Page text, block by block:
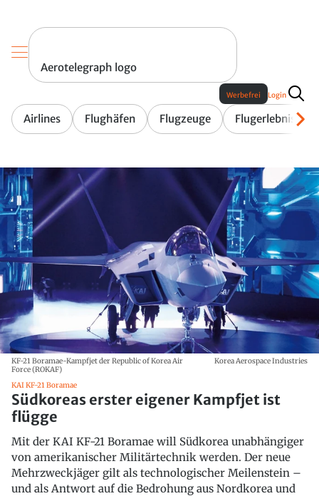
Aerotelegraph logo
Airlines Flughäfen Flugzeuge Flugerlebnis
Werbefrei Login
KF-21 Boramae-Kampfjet der Republic of Korea Air
Force (ROKAF)
Korea Aerospace Industries
KAI KF-21 Boramae
Südkoreas erster eigener Kampfjet ist
flügge
Mit der KAI KF-21 Boramae will Südkorea unabhängiger
von amerikanischer Militärtechnik werden. Der neue
Mehrzweckjäger gilt als technologischer Meilenstein –
und als Antwort auf die Bedrohung aus Nordkorea und